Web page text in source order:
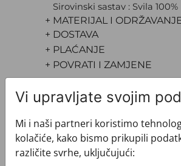
Sirovinski sastav : Svila 100%
+ MATERIJAL I
+ DOSTAVA
+ PLAĆANJE
+ POVRATI I ZAMJENE
Pogledajte i ovo
Vi upravljate svojim
Mi i naši partneri koristimo
kolačiće, kako bismo prikupili
različite svrhe, uključujući: